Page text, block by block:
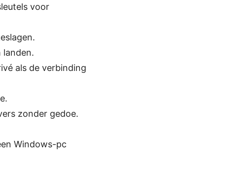
voor
landen.
als de verbinding
zonder gedoe.
Windows-pc